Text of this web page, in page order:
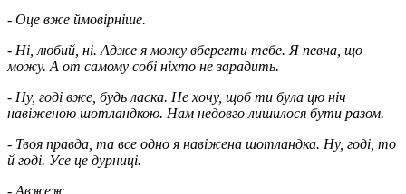
- Оце вже ймовірніше.
- Ні, любий, ні. Адже я можу вберегти тебе. Я певна, що
можу. А от самому собі ніхто не зарадить.
- Ну, годі вже, будь ласка. Не хочу, щоб ти була цю ніч
навіженою шотландкою. Нам недовго лишилося бути разом.
- Твоя правда, та все одно я навіжена шотландка. Ну, годі, то
й годі. Усе це дурниці.
- Авжеж.